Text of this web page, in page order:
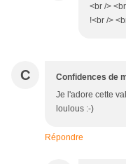
<br />
!<br />
C Confidences de
Je l'adore cette
loulous :-)
Répondre